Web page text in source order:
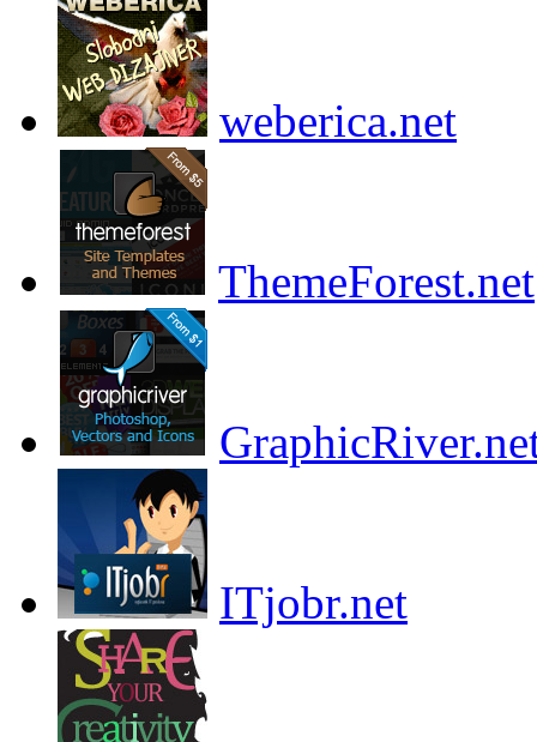
weberica.net
ThemeForest.net
ITjobr.net